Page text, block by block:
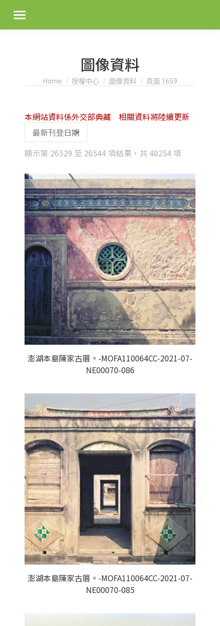
圖像資料
You are here:
Home 授權中心 圖像資料 頁面 1659
顯示第 26529 至 26544 項結果，共 48254 項
latest
本網站資料係外交部典藏 相關資料將陸續更新
澎湖本島陳家古厝。-MOFA110064CC-2021-07-
NE00070-086
澎湖本島陳家古厝。-MOFA110064CC-2021-07-
NE00070-085